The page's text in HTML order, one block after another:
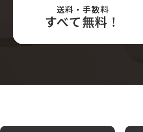
送料・手数料
すべて無料！